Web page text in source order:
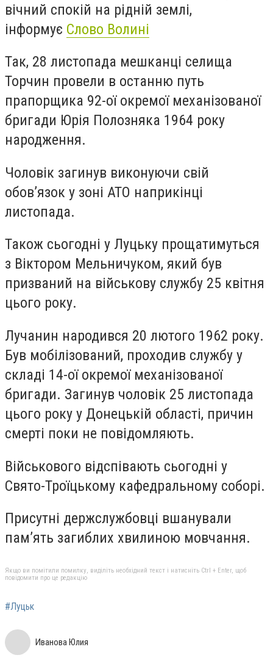
вічний спокій на рідній землі,
інформує Слово Волині
Так, 28 листопада мешканці селища
Торчин провели в останню путь
прапорщика 92-ої окремої механізованої
бригади Юрія Полозняка 1964 року
народження.
Чоловік загинув виконуючи свій
обов’язок у зоні АТО наприкінці
листопада.
Також сьогодні у Луцьку прощатимуться
з Віктором Мельничуком, який був
призваний на військову службу 25 квітня
цього року.
Лучанин народився 20 лютого 1962 року.
Був мобілізований, проходив службу у
складі 14-ої окремої механізованої
бригади. Загинув чоловік 25 листопада
цього року у Донецькій області, причин
смерті поки не повідомляють.
Військового відспівають сьогодні у
Свято-Троїцькому кафедральному соборі.
Присутні держслужбовці вшанували
пам’ять загиблих хвилиною мовчання.
Якщо ви помітили помилку, виділіть необхідний текст і натисніть Ctrl + Enter, щоб
повідомити про це редакцію
#Луцьк
Иванова Юлия